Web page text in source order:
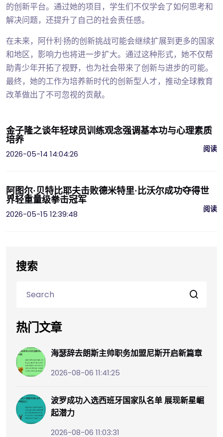
的创新平台。通过她的项目，学生们不仅学会了如何思考和
解决问题，还提升了自己的社会责任感。
在未来，阿什利·扬的创新挑战可能会继续扩展到更多的国家
和地区，影响力也将进一步扩大。通过这种形式，她不仅帮
助青少年开拓了视野，也为社会带来了创新与进步的可能。
最终，她的工作为培养新时代的创新型人才，推动全球教育
改革做出了不可忽视的贡献。
金子隆之谈年轻球员训练观念强调基本功与心理素质
培养
2026-05-14 14:04:26
阅读
阿图尔·贝特比耶夫击败德米特里·比沃尔成功夺得世
界轻重量级拳击冠军
2026-05-15 12:39:48
阅读
搜索
热门文章
海瑟辞去朗斯主帅职务加盟尼斯开启新篇章
2026-08-06 11:41:25
波罗成功入选西班牙国家队名单 展现新星崛
起潜力
2026-08-06 11:03:31